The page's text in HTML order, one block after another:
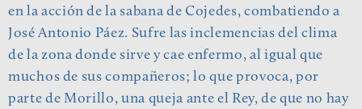
en la acción de la sabana de Cojedes, combatiendo a
José Antonio Páez. Sufre las inclemencias del clima
de la zona donde sirve y cae enfermo, al igual que
muchos de sus compañeros; lo que provoca, por
parte de Morillo, una queja ante el Rey, de que no hay